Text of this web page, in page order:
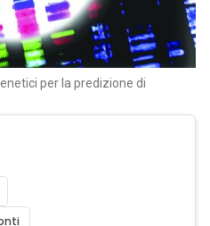
per la predizione di